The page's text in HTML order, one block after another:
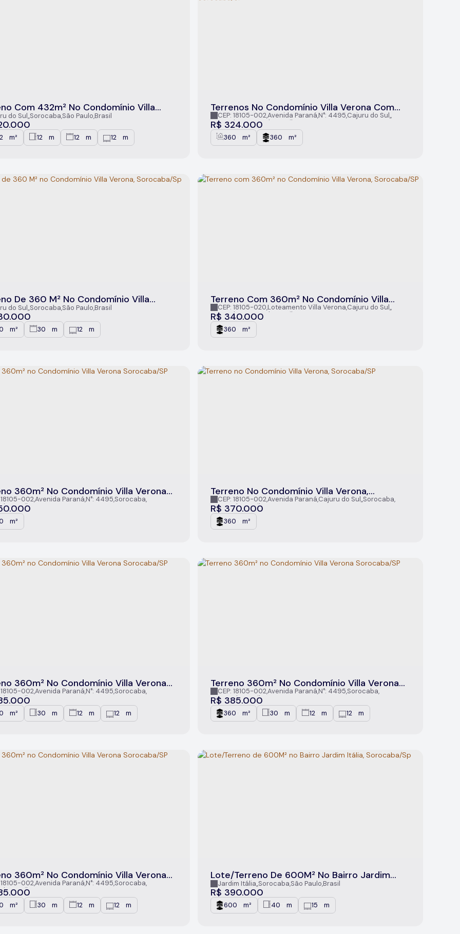
Com 432m² No Condomínio Villa
Sorocaba/SP
do Sul,Sorocaba,São Paulo,Brasil
.00 m² 12.00 m 12.00 m 12.00 m
Terrenos No Condomínio Villa Verona Com
360m² - Sorocaba/SP
R$ 324.000
CEP: 18105-002,Avenida Paraná,N°: 4495,Cajuru do Sul,
Sorocaba São Paulo
Brasil
360 .00m² 360 .00m²
De 360 M² No Condomínio Villa
Sorocaba/Sp
do Sul,Sorocaba,São Paulo,Brasil
m² 30 m 12.00 m
Terreno Com 360m² No Condomínio Villa
Verona, Sorocaba/SP
R$ 340.000
CEP: 18105-020,Loteamento Villa Verona,Cajuru do Sul,
Sorocaba, São Paulo
Brasil
360 .00m²
360m² No Condomínio Villa Verona
SP
18105-002,Avenida Paraná,N°: 4495,Sorocaba,
, Brasil
m²
Terreno No Condomínio Villa Verona,
Sorocaba/SP
R$ 370.000
CEP: 18105-002,Avenida Paraná,Cajuru do Sul,Sorocaba,
São Paulo Brasil
360 .00m²
360m² No Condomínio Villa Verona
SP
18105-002,Avenida Paraná,N°: 4495,Sorocaba,
Brasil
m² 30 m 12.00 m 12.00 m
Terreno 360m² No Condomínio Villa Verona
Sorocaba/SP
R$ 385.000
CEP: 18105-002,Avenida Paraná,N°: 4495,Sorocaba,
São Paulo Brasil
360 .00m² 30 .00m 12 .00m 12 .00m
360m² No Condomínio Villa Verona
SP
18105-002,Avenida Paraná,N°: 4495,Sorocaba,
Brasil
m² 30 m 12.00 m 12.00 m
Lote/Terreno De 600M² No Bairro Jardim
Itália, Sorocaba/Sp
R$ 390.000
Jardim Itália,Sorocaba,São Paulo,Brasil
600 .00m² 40 .00m 15 .00m